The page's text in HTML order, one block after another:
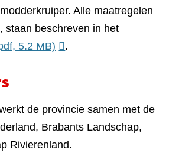
Alle maatregelen
staan beschreven in het
5.2 MB) .
de provincie samen met de
Brabants Landschap,
Rivierenland.